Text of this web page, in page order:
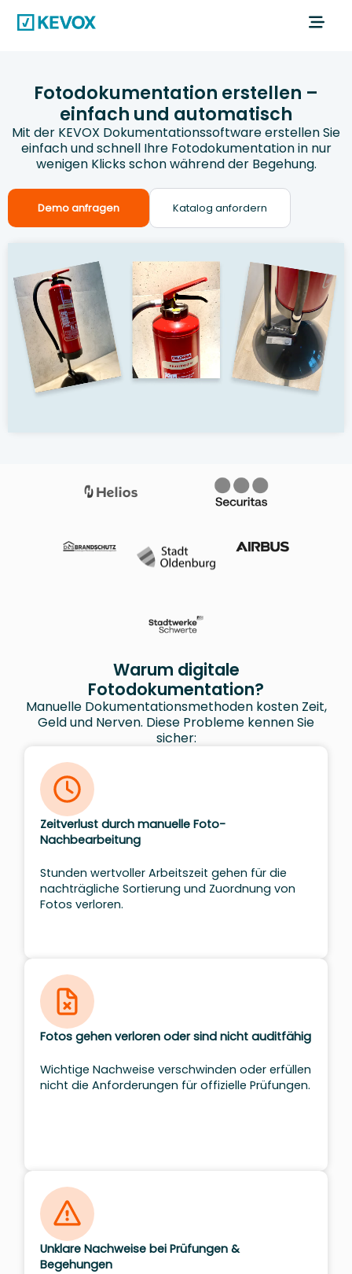
Fotodokumentation erstellen –
einfach und automatisch
Mit der KEVOX Dokumentationssoftware erstellen Sie
einfach und schnell Ihre Fotodokumentation in nur
wenigen Klicks schon während der Begehung.
Demo anfragen Katalog anfordern
Warum digitale
Fotodokumentation?
Manuelle Dokumentationsmethoden kosten Zeit,
Geld und Nerven. Diese Probleme kennen Sie
sicher:
Zeitverlust durch manuelle Foto-
Nachbearbeitung
Stunden wertvoller Arbeitszeit gehen für die
nachträgliche Sortierung und Zuordnung von
Fotos verloren.
Fotos gehen verloren oder sind nicht auditfähig
Wichtige Nachweise verschwinden oder erfüllen
nicht die Anforderungen für offizielle Prüfungen.
Unklare Nachweise bei Prüfungen &
Begehungen